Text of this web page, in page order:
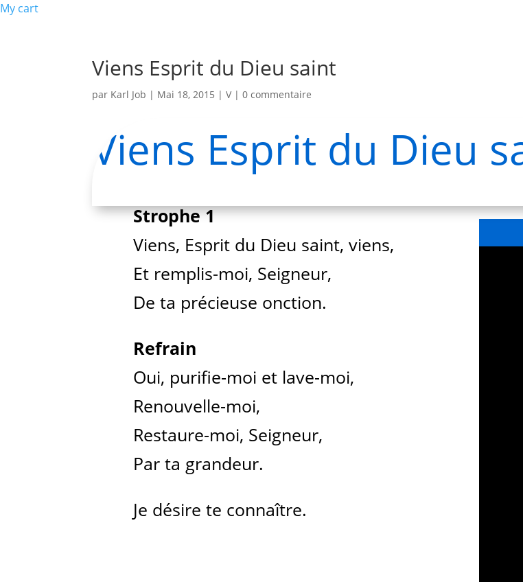
My cart
Viens Esprit du Dieu saint
par Karl Job | Mai 18, 2015 |V |0 commentaire
Viens Esprit du Dieu
Strophe 1
Viens, Esprit du Dieu saint, viens,
Et remplis-moi, Seigneur,
De ta précieuse onction.
Refrain
Oui, purifie-moi et lave-moi,
Renouvelle-moi,
Restaure-moi, Seigneur,
Par ta grandeur.
Je désire te connaître.